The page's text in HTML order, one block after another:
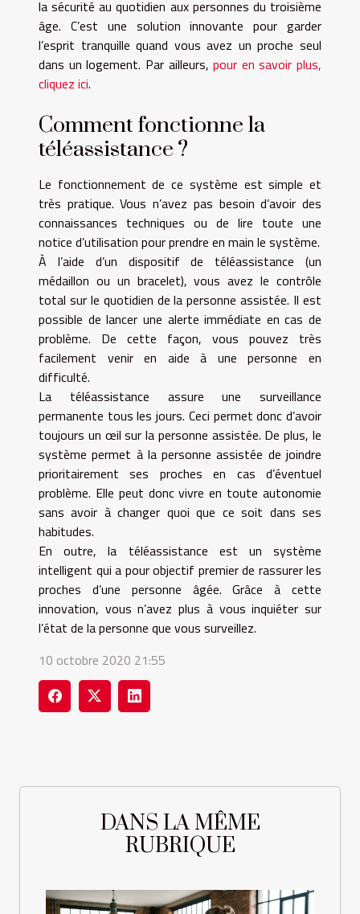
la sécurité au quotidien aux personnes du troisième
âge. C’est une solution innovante pour garder
l’esprit tranquille quand vous avez un proche seul
dans un logement. Par ailleurs,pour en savoir plus,
cliquez ici.
Comment fonctionne la
téléassistance ?
Le fonctionnement de ce système est simple et
très pratique. Vous n’avez pas besoin d’avoir des
connaissances techniques ou de lire toute une
notice d’utilisation pour prendre en main le système.
À l’aide d’un dispositif de téléassistance (un
médaillon ou un bracelet), vous avez le contrôle
total sur le quotidien de la personne assistée. Il est
possible de lancer une alerte immédiate en cas de
problème. De cette façon, vous pouvez très
facilement venir en aide à une personne en
difficulté.
La téléassistance assure une surveillance
permanente tous les jours. Ceci permet donc d’avoir
toujours un œil sur la personne assistée. De plus, le
système permet à la personne assistée de joindre
prioritairement ses proches en cas d’éventuel
problème. Elle peut donc vivre en toute autonomie
sans avoir à changer quoi que ce soit dans ses
habitudes.
En outre, la téléassistance est un système
intelligent qui a pour objectif premier de rassurer les
proches d’une personne âgée. Grâce à cette
innovation, vous n’avez plus à vous inquiéter sur
l’état de la personne que vous surveillez.
10 octobre 2020 21:55
DANS LA MÊME
RUBRIQUE